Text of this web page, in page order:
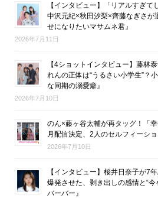
【インタビュー】「リアルすぎて
中沢元紀×秋田汐梨×齊藤なぎさが
せになりたいマサムネ君』
2026年7月11日
【4ショットインタビュー】藤林
れんの正体は“うるさい小学生”？
な同期の溺愛癖』
2026年7月10日
のん×藤ヶ谷太輔が再タッグ！「
月配信決定、2人のセルフィーシ
2026年7月10日
【インタビュー】桜井日奈子が7
爆発させた、剥き出しの感情と“
バーバー』